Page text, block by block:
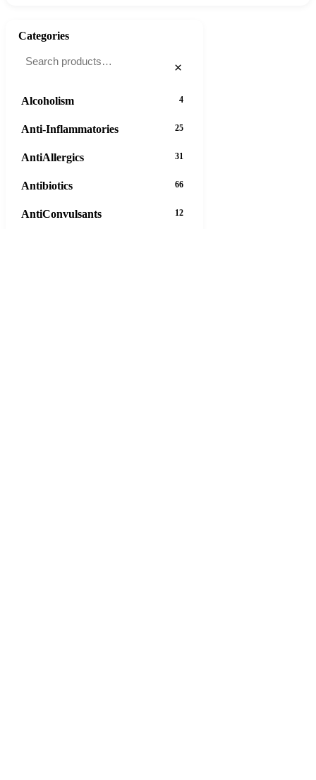
Categories
×
Alcoholism 4
Anti-Inflammatories 25
AntiAllergics 31
Antibiotics 66
AntiConvulsants 12